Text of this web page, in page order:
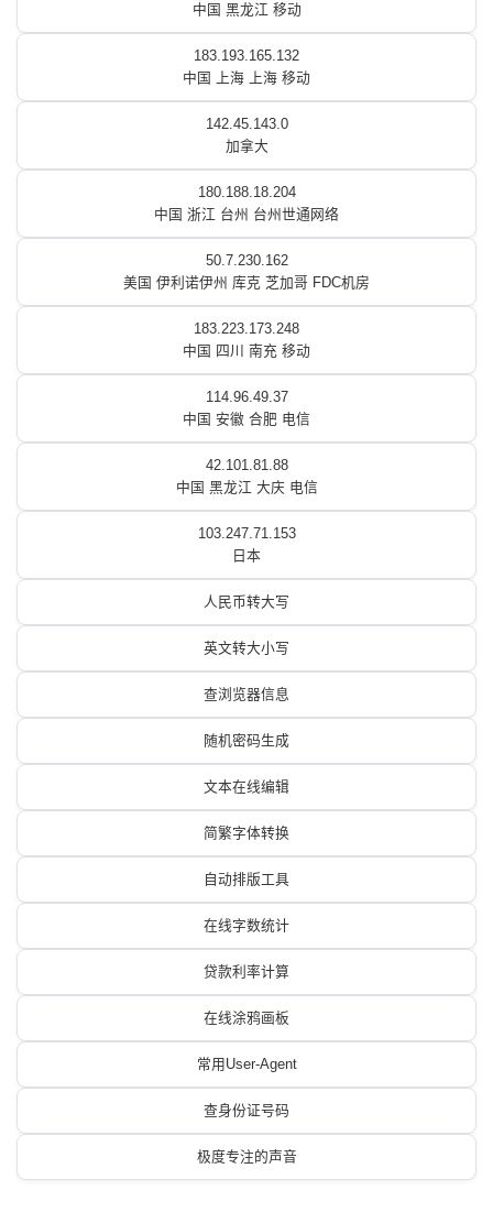
中国 黑龙江 移动
183.193.165.132
中国 上海 上海 移动
142.45.143.0
加拿大
180.188.18.204
中国 浙江 台州 台州世通网络
50.7.230.162
美国 伊利诺伊州 库克 芝加哥 FDC机房
183.223.173.248
中国 四川 南充 移动
114.96.49.37
中国 安徽 合肥 电信
42.101.81.88
中国 黑龙江 大庆 电信
103.247.71.153
日本
人民币转大写
英文转大小写
查浏览器信息
随机密码生成
文本在线编辑
简繁字体转换
自动排版工具
在线字数统计
贷款利率计算
在线涂鸦画板
常用User-Agent
查身份证号码
极度专注的声音